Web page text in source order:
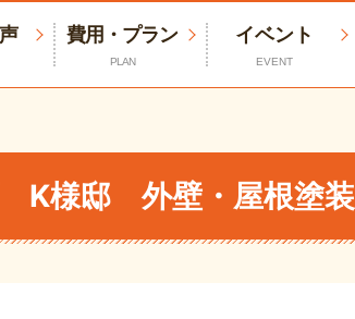
費用・プラン
PLAN
イベント
EVENT
K様邸 外壁・屋根塗装